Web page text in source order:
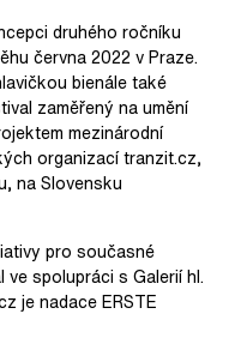
druhého ročníku
června 2022 v Praze.
bienále také
zaměřený na umění
mezinárodní
organizací tranzit.cz,
na Slovensku
pro současné
spolupráci s Galerií hl.
je nadace ERSTE